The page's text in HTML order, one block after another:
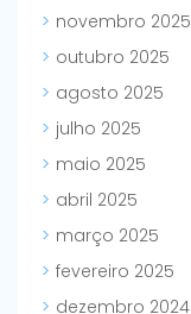
novembro 2025
outubro 2025
agosto 2025
julho 2025
maio 2025
abril 2025
março 2025
fevereiro 2025
dezembro 2024